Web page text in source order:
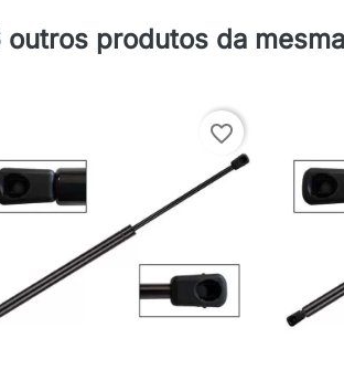
outros produtos da
favorite_border